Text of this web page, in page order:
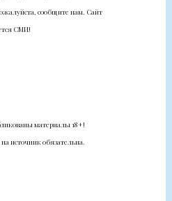
сообщите нам. Сайт
СМИ!
материалы 18+!
источник обязательна.